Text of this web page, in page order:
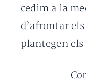
cedim a la
d’afrontar
plantegen